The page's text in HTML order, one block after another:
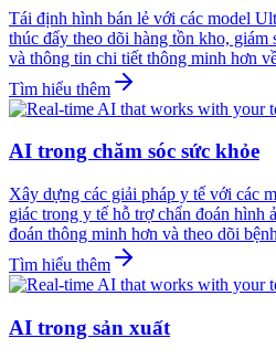
Tái định hình bán lẻ với các model
thúc đẩy theo dõi hàng tồn kho, giám
và thông tin chi tiết thông minh hơn
Tìm hiểu thêm
AI trong chăm sóc sức khỏe
Xây dựng các giải pháp y tế với các
giác trong y tế hỗ trợ chẩn đoán hình
đoán thông minh hơn và theo dõi
Tìm hiểu thêm
AI trong sản xuất